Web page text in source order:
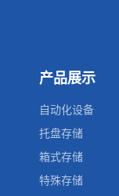
产品展示
自动化设备
托盘存储
箱式存储
特殊存储